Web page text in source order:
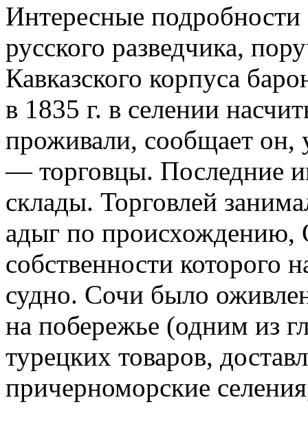
Интересные
русского разведчика,
Кавказского корпуса
в 1835 г. в селении
проживали, сообщает он,
— торговцы. Последние
склады. Торговлей
адыг по происхождению,
собственности которого
судно. Сочи было
на побережье (одним из
турецких товаров,
причерноморские